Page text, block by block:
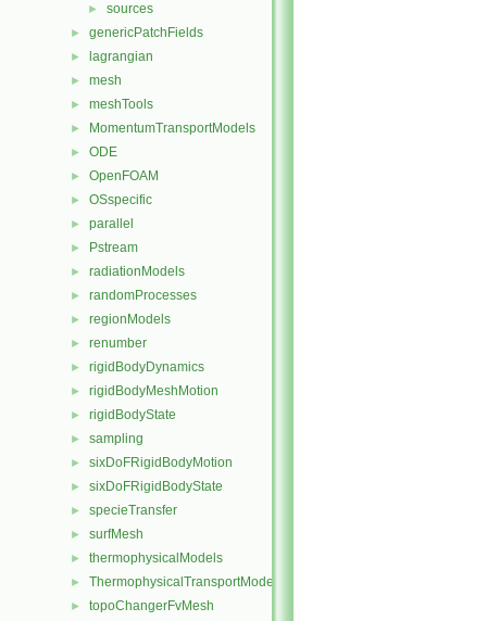
► sources
► genericPatchFields
► lagrangian
► mesh
► meshTools
► MomentumTransportModels
► ODE
► OpenFOAM
► OSspecific
► parallel
► Pstream
► radiationModels
► randomProcesses
► regionModels
► renumber
► rigidBodyDynamics
► rigidBodyMeshMotion
► rigidBodyState
► sampling
► sixDoFRigidBodyMotion
► sixDoFRigidBodyState
► specieTransfer
► surfMesh
► thermophysicalModels
► ThermophysicalTransportModels
► topoChangerFvMesh